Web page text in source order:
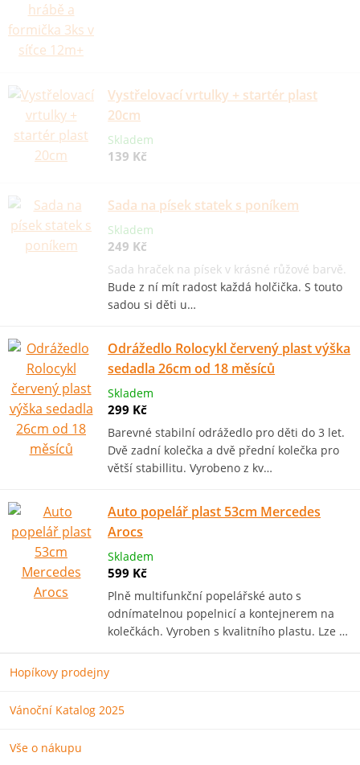
Vystřelovací vrtulky + startér plast
20cm
Skladem
139 Kč
Sada na písek statek s poníkem
Skladem
249 Kč
Sada hraček na písek v krásné růžové barvě.
Bude z ní mít radost každá holčička. S touto
sadou si děti u…
Odrážedlo Rolocykl červený plast výška
sedadla 26cm od 18 měsíců
Skladem
299 Kč
Barevné stabilní odrážedlo pro děti do 3 let.
Dvě zadní kolečka a dvě přední kolečka pro
větší stabillitu. Vyrobeno z kv…
Auto popelář plast 53cm Mercedes
Arocs
Skladem
599 Kč
Plně multifunkční popelářské auto s
odnímatelnou popelnicí a kontejnerem na
kolečkách. Vyroben s kvalitního plastu. Lze …
Hopíkovy prodejny
Vánoční Katalog 2025
Vše o nákupu